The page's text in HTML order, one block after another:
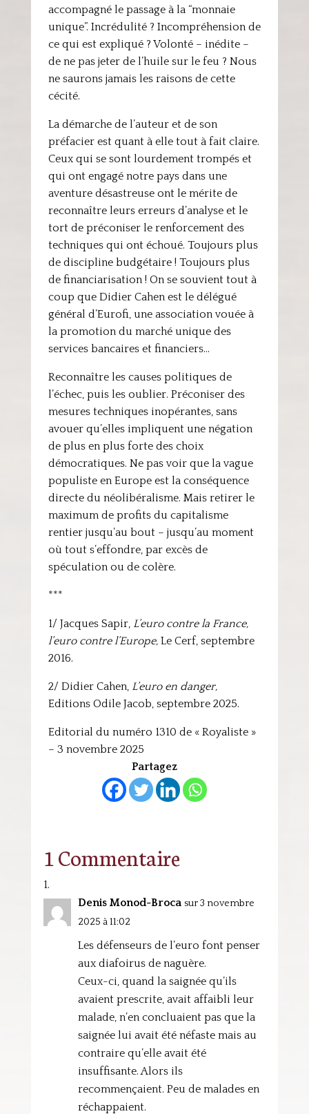
accompagné le passage à la “monnaie
unique”. Incrédulité ? Incompréhension de
ce qui est expliqué ? Volonté – inédite –
de ne pas jeter de l’huile sur le feu ? Nous
ne saurons jamais les raisons de cette
cécité.
La démarche de l’auteur et de son
préfacier est quant à elle tout à fait claire.
Ceux qui se sont lourdement trompés et
qui ont engagé notre pays dans une
aventure désastreuse ont le mérite de
reconnaître leurs erreurs d’analyse et le
tort de préconiser le renforcement des
techniques qui ont échoué. Toujours plus
de discipline budgétaire ! Toujours plus
de financiarisation ! On se souvient tout à
coup que Didier Cahen est le délégué
général d’Eurofi, une association vouée à
la promotion du marché unique des
services bancaires et financiers…
Reconnaître les causes politiques de
l’échec, puis les oublier. Préconiser des
mesures techniques inopérantes, sans
avouer qu’elles impliquent une négation
de plus en plus forte des choix
démocratiques. Ne pas voir que la vague
populiste en Europe est la conséquence
directe du néolibéralisme. Mais retirer le
maximum de profits du capitalisme
rentier jusqu’au bout – jusqu’au moment
où tout s’effondre, par excès de
spéculation ou de colère.
***
1/ Jacques Sapir, L’euro contre la France,
l’euro contre l’Europe, Le Cerf, septembre
2016.
2/ Didier Cahen, L’euro en danger,
Editions Odile Jacob, septembre 2025.
Editorial du numéro 1310 de « Royaliste »
– 3 novembre 2025
Partagez
1 Commentaire
Denis Monod-Broca sur 3 novembre
2025 à 11:02
Les défenseurs de l’euro font penser
aux diafoirus de naguère.
Ceux-ci, quand la saignée qu’ils
avaient prescrite, avait affaibli leur
malade, n’en concluaient pas que la
saignée lui avait été néfaste mais au
contraire qu’elle avait été
insuffisante. Alors ils
recommençaient. Peu de malades en
réchappaient.